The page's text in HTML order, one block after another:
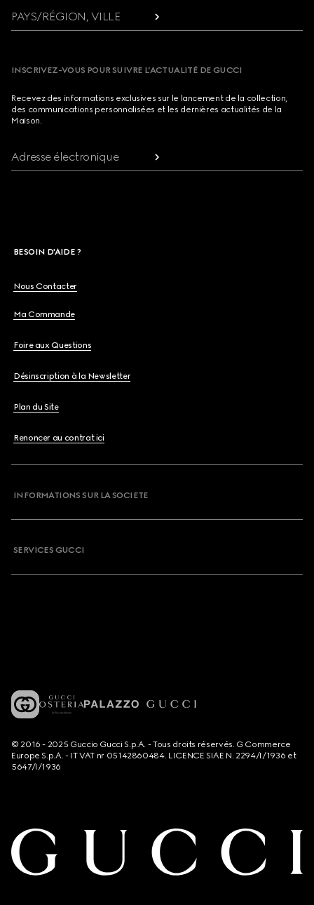
PAYS/RÉGION, VILLE
INSCRIVEZ-VOUS POUR SUIVRE L’ACTUALITÉ DE GUCCI
Recevez des informations exclusives sur le lancement de la collection,
des communications personnalisées et les dernières actualités de la
Maison.
Adresse électronique
BESOIN D'AIDE ?
Nous Contacter
Ma Commande
Foire aux Questions
Désinscription à la Newsletter
Plan du Site
Renoncer au contrat ici
INFORMATIONS SUR LA SOCIETE
SERVICES GUCCI
© 2016 - 2025 Guccio Gucci S.p.A. - Tous droits réservés. G Commerce
Europe S.p.A. - IT VAT nr 05142860484. LICENCE SIAE N. 2294/I/1936 et
5647/I/1936